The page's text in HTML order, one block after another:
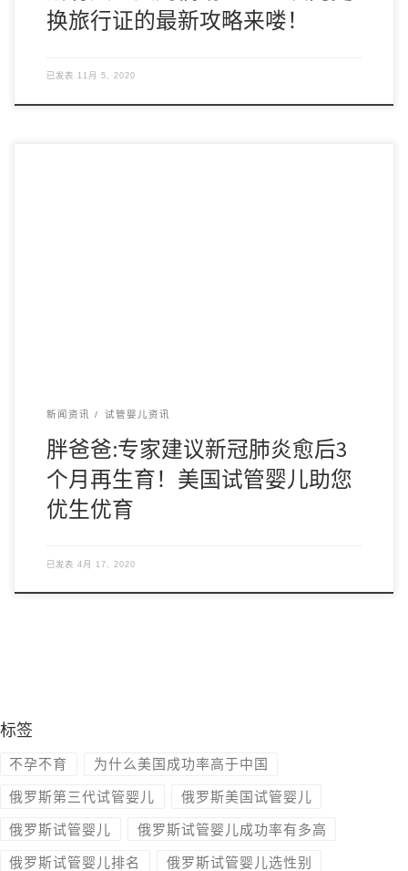
换旅行证的最新攻略来喽！
已发表 11月 5, 2020
新闻资讯 试管婴儿资讯
胖爸爸:专家建议新冠肺炎愈后3
个月再生育！美国试管婴儿助您
优生优育
已发表 4月 17, 2020
标签
不孕不育 为什么美国成功率高于中国
俄罗斯第三代试管婴儿 俄罗斯美国试管婴儿
俄罗斯试管婴儿 俄罗斯试管婴儿成功率有多高
俄罗斯试管婴儿排名 俄罗斯试管婴儿选性别